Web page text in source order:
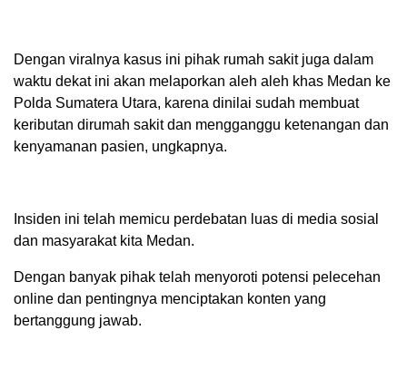
Dengan viralnya kasus ini pihak rumah sakit juga dalam
waktu dekat ini akan melaporkan aleh aleh khas Medan ke
Polda Sumatera Utara, karena dinilai sudah membuat
keributan dirumah sakit dan mengganggu ketenangan dan
kenyamanan pasien, ungkapnya.
Insiden ini telah memicu perdebatan luas di media sosial
dan masyarakat kita Medan.
Dengan banyak pihak telah menyoroti potensi pelecehan
online dan pentingnya menciptakan konten yang
bertanggung jawab.